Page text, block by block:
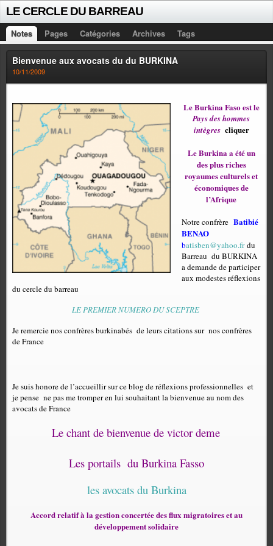
LE CERCLE DU BARREAU
Notes Pages Catégories Archives Tags
Bienvenue aux avocats du du BURKINA
10/11/2009
LeBurkina Fasoest le
Pays des hommes
intègres cliquer
Le Burkina a été un
des plus riches
royaumes culturels et
économiques de
l’Afrique
Notre confrère Batibié
BENAO
batisben@yahoo.fr du
Barreau du BURKINA
a demande de participer
aux modestes réflexions
du cercle du barreau
LE PREMIER NUMERO DU SCEPTRE
Je remercie nos confrères burkinabés de leurs citations sur nos confrères
de France
Je suis honore de l’accueillir sur ce blog de réflexions professionnelles et
je pense ne pas me tromper en lui souhaitant la bienvenue au nom des
avocats de France
Le chant de bienvenue de victor deme
Les portails du Burkina Fasso
les avocats du Burkina
Accord relatif à la gestion concertée des flux migratoires et au
développement solidaire